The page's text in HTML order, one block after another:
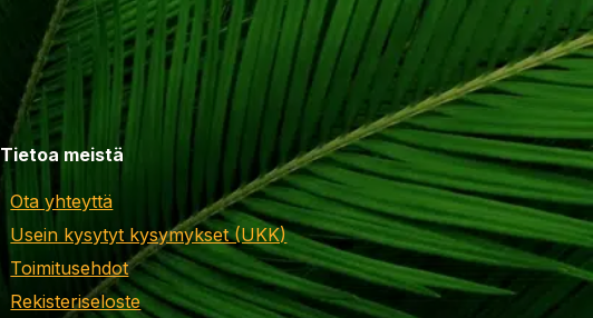
Tietoa meistä
Ota yhteyttä
Usein kysytyt kysymykset (UKK)
Toimitusehdot
Rekisteriseloste